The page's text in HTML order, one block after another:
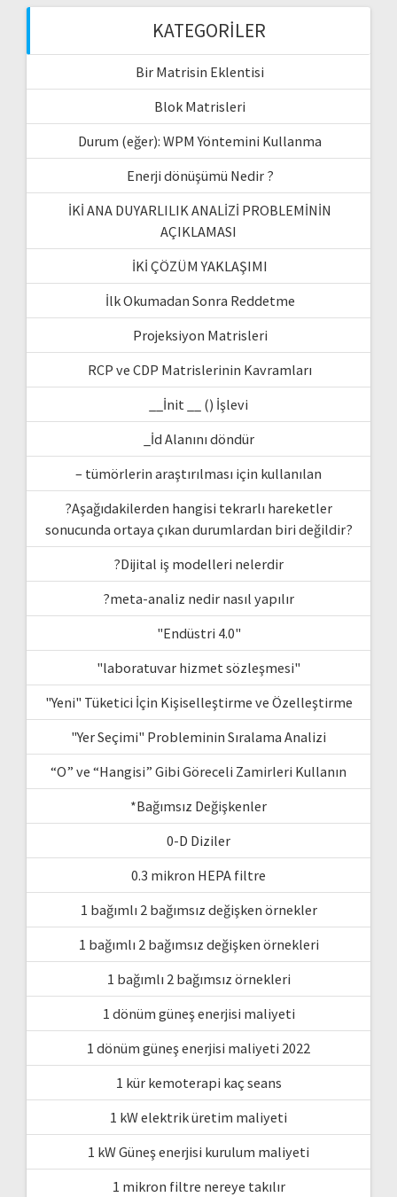
KATEGORILER
Bir Matrisin Eklentisi
Blok Matrisleri
Durum (eğer): WPM Yöntemini Kullanma
Enerji dönüşümü Nedir ?
İKİ ANA DUYARLILIK ANALİZİ PROBLEMİNİN
AÇIKLAMASI
İKİ ÇÖZÜM YAKLAŞIMI
İlk Okumadan Sonra Reddetme
Projeksiyon Matrisleri
RCP ve CDP Matrislerinin Kavramları
__İnit __ () İşlevi
_İd Alanını döndür
– tümörlerin araştırılması için kullanılan
?Aşağıdakilerden hangisi tekrarlı hareketler
sonucunda ortaya çıkan durumlardan biri değildir?
?Dijital iş modelleri nelerdir
?meta-analiz nedir nasıl yapılır
"Endüstri 4.0"
"laboratuvar hizmet sözleşmesi"
"Yeni" Tüketici İçin Kişiselleştirme ve Özelleştirme
"Yer Seçimi" Probleminin Sıralama Analizi
“O” ve “Hangisi” Gibi Göreceli Zamirleri Kullanın
*Bağımsız Değişkenler
0-D Diziler
0.3 mikron HEPA filtre
1 bağımlı 2 bağımsız değişken örnekler
1 bağımlı 2 bağımsız değişken örnekleri
1 bağımlı 2 bağımsız örnekleri
1 dönüm güneş enerjisi maliyeti
1 dönüm güneş enerjisi maliyeti 2022
1 kür kemoterapi kaç seans
1 kW elektrik üretim maliyeti
1 kW Güneş enerjisi kurulum maliyeti
1 mikron filtre nereye takılır